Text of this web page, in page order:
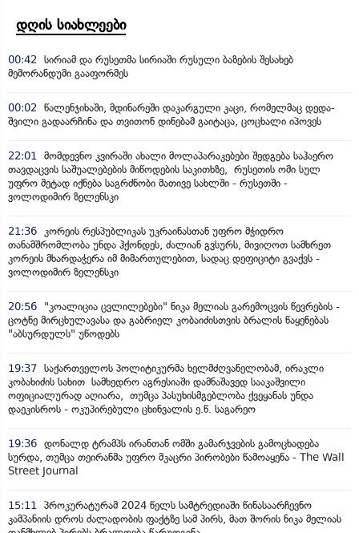
დღის სიახლეები
00:42
სირიამ და რუსეთმა სირიაში რუსული ბაზების შესახებ
მემორანდუმი გააფორმეს
00:02
წალენჯიხაში, მდინარეში დაკარგული კაცი, რომელმაც დედა-
შვილი გადაარჩინა და თვითონ დინებამ გაიტაცა, ცოცხალი იპოვეს
22:01
მომდევნო კვირაში ახალი მოლაპარაკებები შედგება საჰაერო
თავდაცვის საშუალებების მიწოდების საკითხზე, რუსეთის ომი სულ
უფრო მეტად იქნება საგრძნობი მათივე სახლში - რუსეთში -
ვოლოდიმირ ზელენსკი
21:36
კორეის რესპუბლიკას უკრაინასთან უფრო მჭიდრო
თანამშრომლობა უნდა ჰქონდეს, ძალიან გვსურს, მივიღოთ სამხრეთ
კორეის მხარდაჭერა იმ მიმართულებით, სადაც დეფიციტი გვაქვს -
ვოლოდიმირ ზელენსკი
20:56
"კოალიცია ცვლილებები" ნიკა მელიას გარემოცვის წევრების -
ცოტნე მირცხულავასა და გაბრიელ კობაიძისთვის ბრალის წაყენებას
"აბსურდულს" უწოდებს
19:37 საქართველოს პოლიტიკურმა ხელმძღვანელობამ, ირაკლი
კობახიძის სახით სამხედრო აგრესიაში დამნაშავედ სააკაშვილი
ოფიციალურად აღიარა, თუმცა პასუხისმგებლობა ქვეყანას უნდა
დაეკისროს - ოკუპირებული ცხინვალის ე.წ. საგარეო
19:36 დონალდ ტრამპს ირანთან ომში გამარჯვების გამოცხადება
სურდა, თუმცა თეირანმა უფრო მკაცრი პირობები წამოაყენა - The Wall
Street Journal
15:11
პროკურატურამ 2024 წელს სამტრედიაში წინასაარჩევნო
კამპანიის დროს ძალადობის ფაქტზე სამ პირს, მათ შორის ნიკა მელიას